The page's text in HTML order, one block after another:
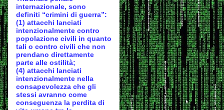
internazionale, sono
definiti “crimini di guerra”:
(1) attacchi lanciati
intenzionalmente contro
popolazione civili in quanto
tali o contro civili che non
prendano direttamente
parte alle ostilità;
(4) attacchi lanciati
intenzionalmente nella
consapevolezza che gli
stessi avranno come
conseguenza la perdita di